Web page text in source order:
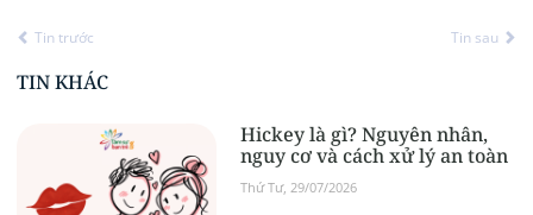
Tin trước Tin sau
TIN KHÁC
Hickey là gì? Nguyên nhân,
nguy cơ và cách xử lý an toàn
Thứ Tư, 29/07/2026